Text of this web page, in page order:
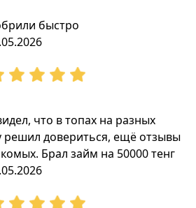
быстро
что в топах на разных
решил довериться, ещё отзывы
Брал займ на 50000 тенг